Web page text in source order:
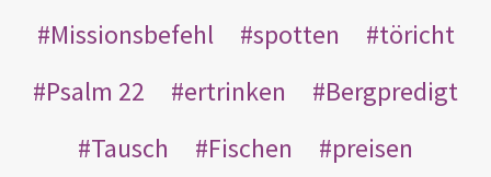
Missionsbefehl
spotten
töricht
Psalm 22
ertrinken
Bergpredigt
Tausch
Fischen
preisen